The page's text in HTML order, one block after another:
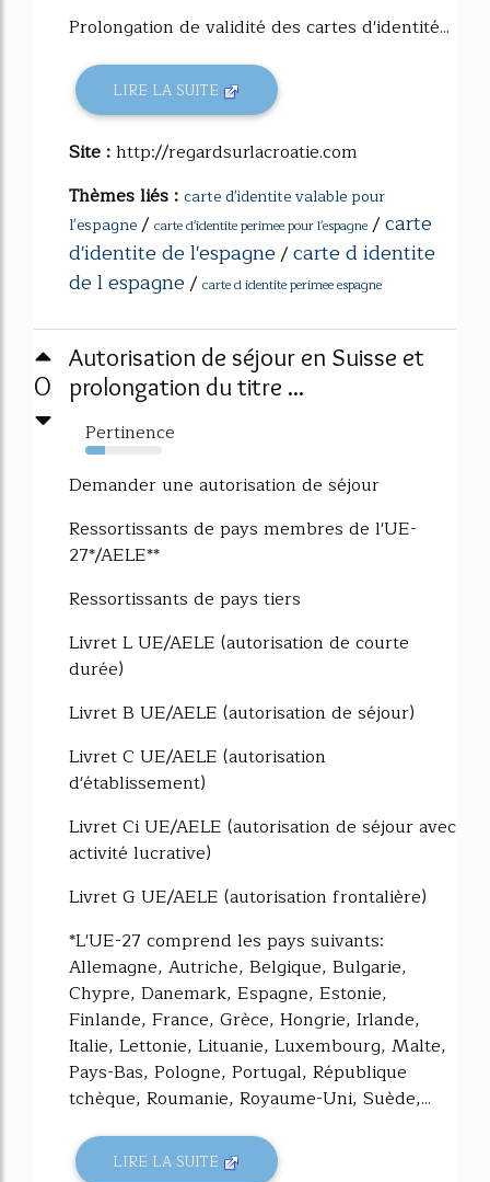
Prolongation de validité des cartes d'identité...
LIRE LA SUITE
Site :http://regardsurlacroatie.com
Thèmes liés : carte d'identite valable pour
l'espagne/ carte d'identite perimee pour l'espagne /carte
d'identite de l'espagne/carte d identite
de l espagne/ carte d identite perimee espagne
0
Autorisation de séjour en Suisse et
prolongation du titre ...
Pertinence
26%
Demander une autorisation de séjour
Ressortissants de pays membres de l'UE-
27*/AELE**
Ressortissants de pays tiers
Livret L UE/AELE (autorisation de courte
durée)
Livret B UE/AELE (autorisation de séjour)
Livret C UE/AELE (autorisation
d'établissement)
Livret Ci UE/AELE (autorisation de séjour avec
activité lucrative)
Livret G UE/AELE (autorisation frontalière)
*L'UE-27 comprend les pays suivants:
Allemagne, Autriche, Belgique, Bulgarie,
Chypre, Danemark, Espagne, Estonie,
Finlande, France, Grèce, Hongrie, Irlande,
Italie, Lettonie, Lituanie, Luxembourg, Malte,
Pays-Bas, Pologne, Portugal, République
tchèque, Roumanie, Royaume-Uni, Suède,...
LIRE LA SUITE